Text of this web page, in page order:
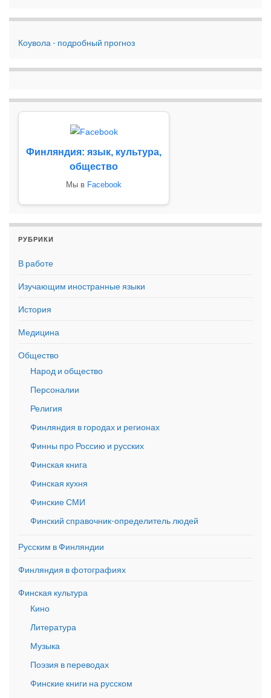
Коувола - подробный прогноз
Финляндия: язык, культура,
общество
Мы в Facebook
РУБРИКИ
В работе
Изучающим иностранные языки
История
Медицина
Общество
Народ и общество
Персоналии
Религия
Финляндия в городах и регионах
Финны про Россию и русских
Финская книга
Финская кухня
Финские СМИ
Финский справочник-определитель людей
Русским в Финляндии
Финляндия в фотографиях
Финская культура
Кино
Литература
Музыка
Поэзия в переводах
Финские книги на русском